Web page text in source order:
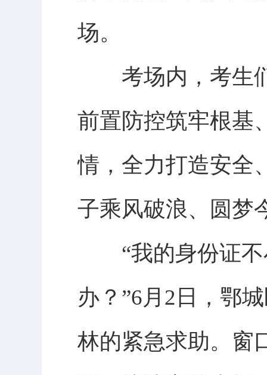
场。
考场内，考生们
前置防控筑牢根基
情，全力打造安全
子乘风破浪、圆梦
“我的身份证不
办？”6月2日，鄂
林的紧急求助。窗